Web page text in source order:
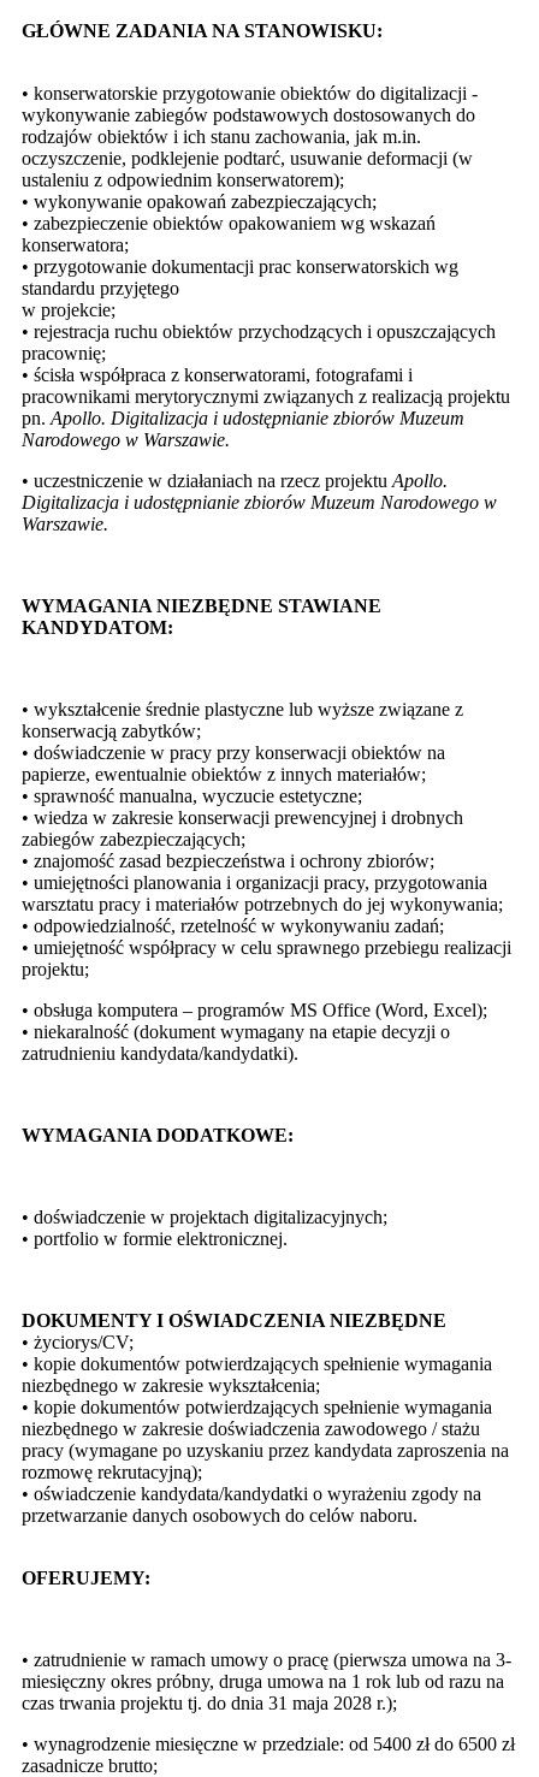
GŁÓWNE ZADANIA NA STANOWISKU:
• konserwatorskie przygotowanie obiektów do digitalizacji -
wykonywanie zabiegów podstawowych dostosowanych do
rodzajów obiektów i ich stanu zachowania, jak m.in.
oczyszczenie, podklejenie podtarć, usuwanie deformacji (w
ustaleniu z odpowiednim konserwatorem);
• wykonywanie opakowań zabezpieczających;
• zabezpieczenie obiektów opakowaniem wg wskazań
konserwatora;
• przygotowanie dokumentacji prac konserwatorskich wg
standardu przyjętego
w projekcie;
• rejestracja ruchu obiektów przychodzących i opuszczających
pracownię;
• ścisła współpraca z konserwatorami, fotografami i
pracownikami merytorycznymi związanych z realizacją projektu
pn.Apollo. Digitalizacja i udostępnianie zbiorów Muzeum
Narodowego w Warszawie.
• uczestniczenie w działaniach na rzecz projektuApollo.
Digitalizacja i udostępnianie zbiorów Muzeum Narodowego w
Warszawie.
WYMAGANIA NIEZBĘDNE STAWIANE
KANDYDATOM:
• wykształcenie średnie plastyczne lub wyższe związane z
konserwacją zabytków;
• doświadczenie w pracy przy konserwacji obiektów na
papierze, ewentualnie obiektów z innych materiałów;
• sprawność manualna, wyczucie estetyczne;
• wiedza w zakresie konserwacji prewencyjnej i drobnych
zabiegów zabezpieczających;
• znajomość zasad bezpieczeństwa i ochrony zbiorów;
• umiejętności planowania i organizacji pracy, przygotowania
warsztatu pracy i materiałów potrzebnych do jej wykonywania;
• odpowiedzialność, rzetelność w wykonywaniu zadań;
• umiejętność współpracy w celu sprawnego przebiegu realizacji
projektu;
• obsługa komputera – programów MS Office (Word, Excel);
• niekaralność (dokument wymagany na etapie decyzji o
zatrudnieniu kandydata/kandydatki).
WYMAGANIA DODATKOWE:
• doświadczenie w projektach digitalizacyjnych;
• portfolio w formie elektronicznej.
DOKUMENTY I OŚWIADCZENIA NIEZBĘDNE
• życiorys/CV;
• kopie dokumentów potwierdzających spełnienie wymagania
niezbędnego w zakresie wykształcenia;
• kopie dokumentów potwierdzających spełnienie wymagania
niezbędnego w zakresie doświadczenia zawodowego / stażu
pracy (wymagane po uzyskaniu przez kandydata zaproszenia na
rozmowę rekrutacyjną);
• oświadczenie kandydata/kandydatki o wyrażeniu zgody na
przetwarzanie danych osobowych do celów naboru.
OFERUJEMY:
• zatrudnienie w ramach umowy o pracę (pierwsza umowa na 3-
miesięczny okres próbny, druga umowa na 1 rok lub od razu na
czas trwania projektu tj. do dnia 31 maja 2028 r.);
• wynagrodzenie miesięczne w przedziale: od 5400 zł do 6500 zł
zasadnicze brutto;